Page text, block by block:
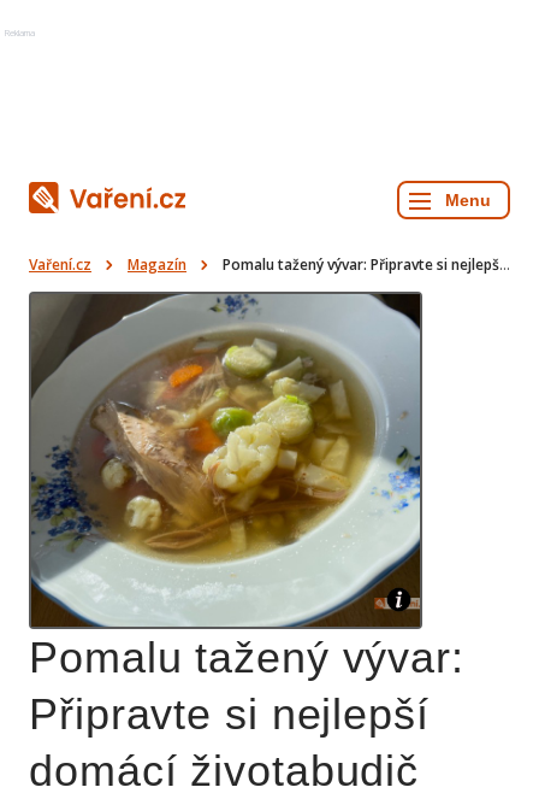
Reklama
Vaření.cz Magazín Pomalu tažený vývar: Připravte si nejlepší domácí životabudič
Pomalu tažený vývar:
Připravte si nejlepší
domácí životabudič